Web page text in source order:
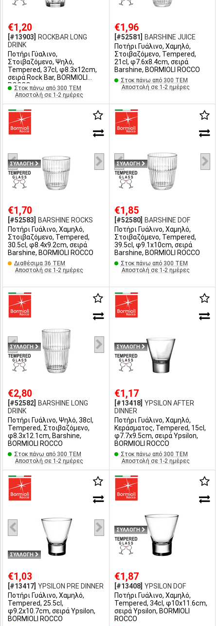
€1,20
[#13903]
ROCKBAR LONG
DRINK
Ποτήρι Γύαλινο,
Στοιβαζόμενο, Ψηλό,
Tempered, 37cl, φ8.3x12cm,
σειρά Rock Bar, BORMIOLI
ROCCO
Στοκ πάνω από 300 ΤΕΜ
Αποστολή σε 1-2 ημέρες
€1,96
[#52581]
BARSHINE JUICE
Ποτήρι Γυάλινο, Χαμηλό,
Στοιβαζόμενο, Tempered,
21cl, φ7.6x8.4cm, σειρά
Barshine, BORMIOLI ROCCO
Στοκ πάνω από 300 ΤΕΜ
Αποστολή σε 1-2 ημέρες
ΣΥΛΛΟΓΗ
€1,70
[#52583]
BARSHINE ROCKS
Ποτήρι Γυάλινο, Χαμηλό,
Στοιβαζόμενο, Tempered,
30.5cl, φ8.4x9.2cm, σειρά
Barshine, BORMIOLI ROCCO
Διαθέσιμα 36 ΤΕΜ
Αποστολή σε 1-2 ημέρες
ΣΥΛΛΟΓΗ
€1,85
[#52580]
BARSHINE DOF
Ποτήρι Γυάλινο, Χαμηλό,
Στοιβαζόμενο, Tempered,
39.5cl, φ9.1x10cm, σειρά
Barshine, BORMIOLI ROCCO
Στοκ πάνω από 300 ΤΕΜ
Αποστολή σε 1-2 ημέρες
ΣΥΛΛΟΓΗ
€2,80
[#52582]
BARSHINE LONG
DRINK
Ποτήρι Γυάλινο, Ψηλό, 38cl,
Tempered, Στοιβαζόμενο,
φ8.3x12.1cm, Barshine,
BORMIOLI ROCCO
Στοκ πάνω από 300 ΤΕΜ
Αποστολή σε 1-2 ημέρες
ΣΥΛΛΟΓΗ
€1,17
[#13418] YPSILON AFTER
DINNER
Ποτήρι Γυάλινο, Χαμηλό,
Κεράσματος, Tempered, 15cl,
φ7.7x9.5cm, σειρά Ypsilon,
BORMIOLI ROCCO
Στοκ πάνω από 300 ΤΕΜ
Αποστολή σε 1-2 ημέρες
ΣΥΛΛΟΓΗ
€1,03
[#13417] YPSILON PRE DINNER
Ποτήρι Γυάλινο, Χαμηλό,
Tempered, 25.5cl,
φ9.2x10.7cm, σειρά Ypsilon,
BORMIOLI ROCCO
ΣΥΛΛΟΓΗ
€1,87
[#13408] YPSILON DOF
Ποτήρι Γυάλινο, Χαμηλό,
Tempered, 34cl, φ10x11.6cm,
σειρά Ypsilon, BORMIOLI
ROCCO